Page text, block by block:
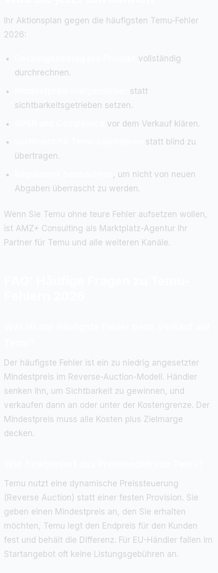
Ihr Aktionsplan gegen die häufigsten Temu-Fehler
2026:
vollständig
durchrechnen.
statt
sichtbarkeitsgetrieben setzen.
vor dem Verkauf klären.
statt blind zu
übertragen.
, um nicht von neuen
Abgaben überrascht zu werden.
Wenn Sie Temu ohne teure Fehler aufsetzen wollen,
ist AMZ+ Consulting als Marktplatz-Agentur Ihr
Partner für Temu und alle weiteren Kanäle.
Der häufigste Fehler ist ein zu niedrig angesetzter
Mindestpreis im Reverse-Auction-Modell. Händler
senken ihn, um Sichtbarkeit zu gewinnen, und
verkaufen dann an oder unter der Kostengrenze. Der
Mindestpreis muss alle Kosten plus Zielmarge
decken.
Temu nutzt eine dynamische Preissteuerung
(Reverse Auction) statt einer festen Provision. Sie
geben einen Mindestpreis an, den Sie erhalten
möchten, Temu legt den Endpreis für den Kunden
fest und behält die Differenz. Für EU-Händler fallen im
Startangebot oft keine Listungsgebühren an.